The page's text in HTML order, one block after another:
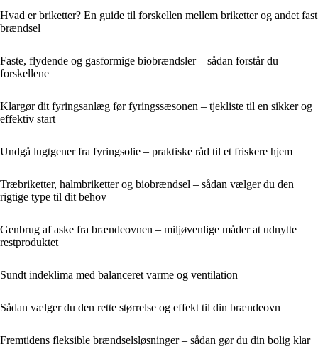
Hvad er briketter? En guide til forskellen mellem briketter og andet fast
brændsel
Faste, flydende og gasformige biobrændsler – sådan forstår du
forskellene
Klargør dit fyringsanlæg før fyringssæsonen – tjekliste til en sikker og
effektiv start
Undgå lugtgener fra fyringsolie – praktiske råd til et friskere hjem
Træbriketter, halmbriketter og biobrændsel – sådan vælger du den
rigtige type til dit behov
Genbrug af aske fra brændeovnen – miljøvenlige måder at udnytte
restproduktet
Sundt indeklima med balanceret varme og ventilation
Sådan vælger du den rette størrelse og effekt til din brændeovn
Fremtidens fleksible brændselsløsninger – sådan gør du din bolig klar